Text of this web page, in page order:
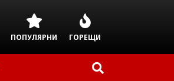
ПОПУЛЯРНИ ГОРЕЩИ